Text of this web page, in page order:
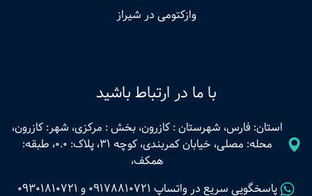
وازکتومی در شیراز
با ما در ارتباط باشید
استان: فارس، شهرستان : کازرون، بخش : مرکزی، شهر: کازرون،
محله: مصلی، خیابان کمربندی، کوچه 31، پلاک: 0.0، طبقه:
همکف،
پاسخگویی سریع در واتساپ 09178810721 و 09301810721